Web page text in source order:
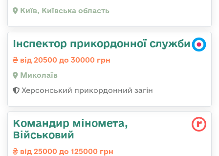
Київ, Київська область
Інспектор прикордонної служби
від 20500 до 30000 грн
Миколаїв
Херсонський прикордонний загін
Командир міномета,
Військовий
від 25000 до 125000 грн